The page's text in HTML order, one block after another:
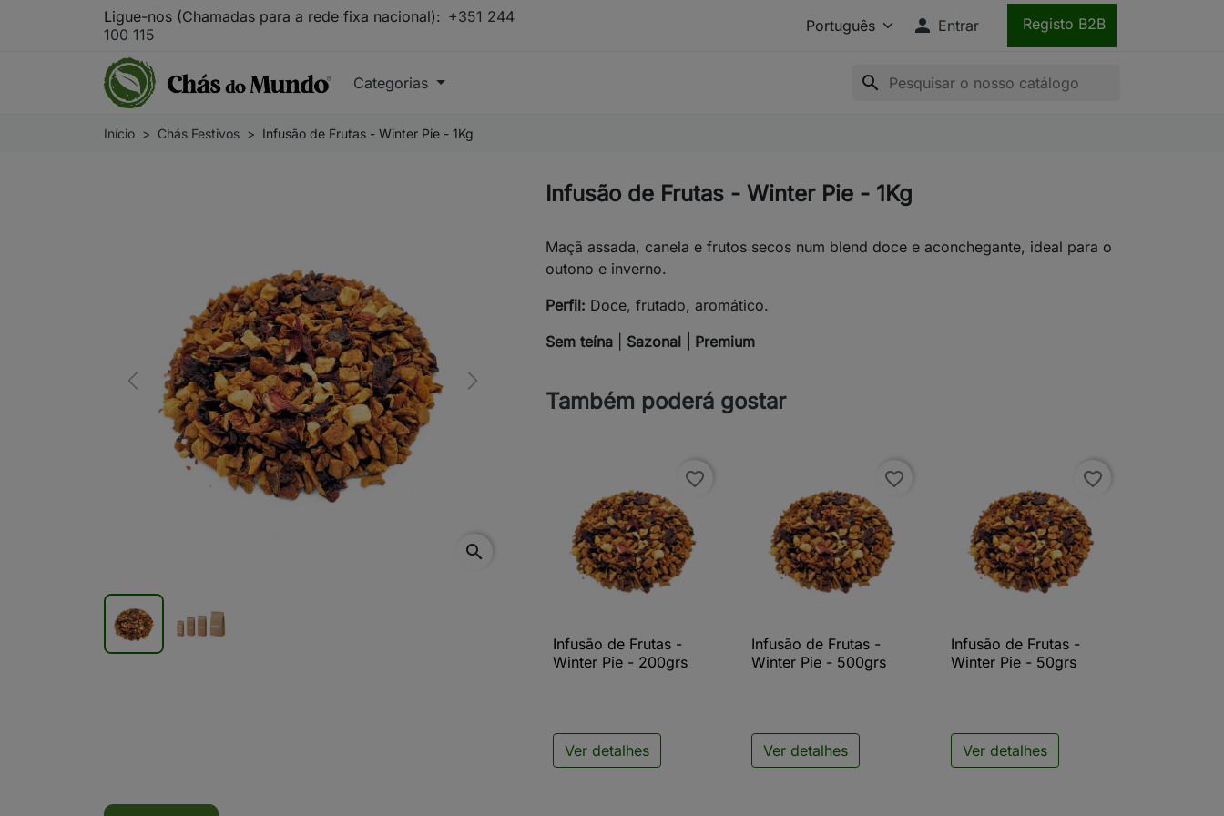
Ligue-nos (Chamadas para a rede fixa nacional): +351 244
100 115
 Entrar Registo B2B
Categorias search
Início Chás Festivos Infusão de Frutas - Winter Pie - 1Kg
Previous Next
search
Infusão de Frutas - Winter Pie - 1Kg
Maçã assada, canela e frutos secos num blend doce e aconchegante, ideal para o
outono e inverno.
Perfil: Doce, frutado, aromático.
Sem teína
Sazonal | Premium
Também poderá gostar
favorite_border
 Vista rápida
Infusão de Frutas -
Winter Pie - 200grs
Ver detalhes
favorite_border
 Vista rápida
Infusão de Frutas -
Winter Pie - 500grs
Ver detalhes
favorite_border
 Vista rápida
Infusão de Frutas -
Winter Pie - 50grs
Ver detalhes